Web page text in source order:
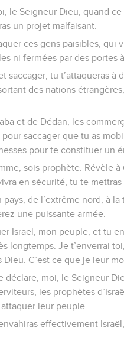
le Seigneur Dieu, quand
un projet malfaisant.
ces gens paisibles,
ni fermées par des portes
saccager, tu t’attaqueras
des nations
et de Dédan, les
saccager que tu as
pour te constituer un
sois prophète. Révèle
en sécurité, tu te mettras
pays, de l’extrême nord, à
une puissante armée.
Israël, mon peuple, et tu
longtemps. Je t’enverrai
Dieu. C’est ce que je leur
déclare, moi, le Seigneur
les prophètes
leur peuple.
effectivement